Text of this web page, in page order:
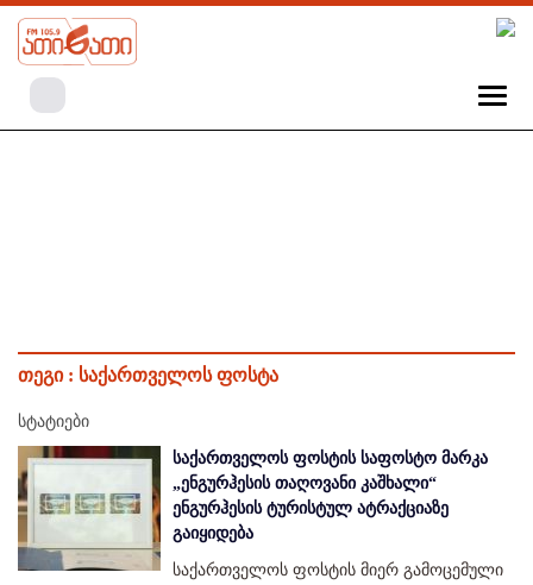
თეგი : საქართველოს ფოსტა
სტატიები
საქართველოს ფოსტის საფოსტო მარკა
„ენგურჰესის თაღოვანი კაშხალი“
ენგურჰესის ტურისტულ ატრაქციაზე
გაიყიდება
საქართველოს ფოსტის მიერ გამოცემული